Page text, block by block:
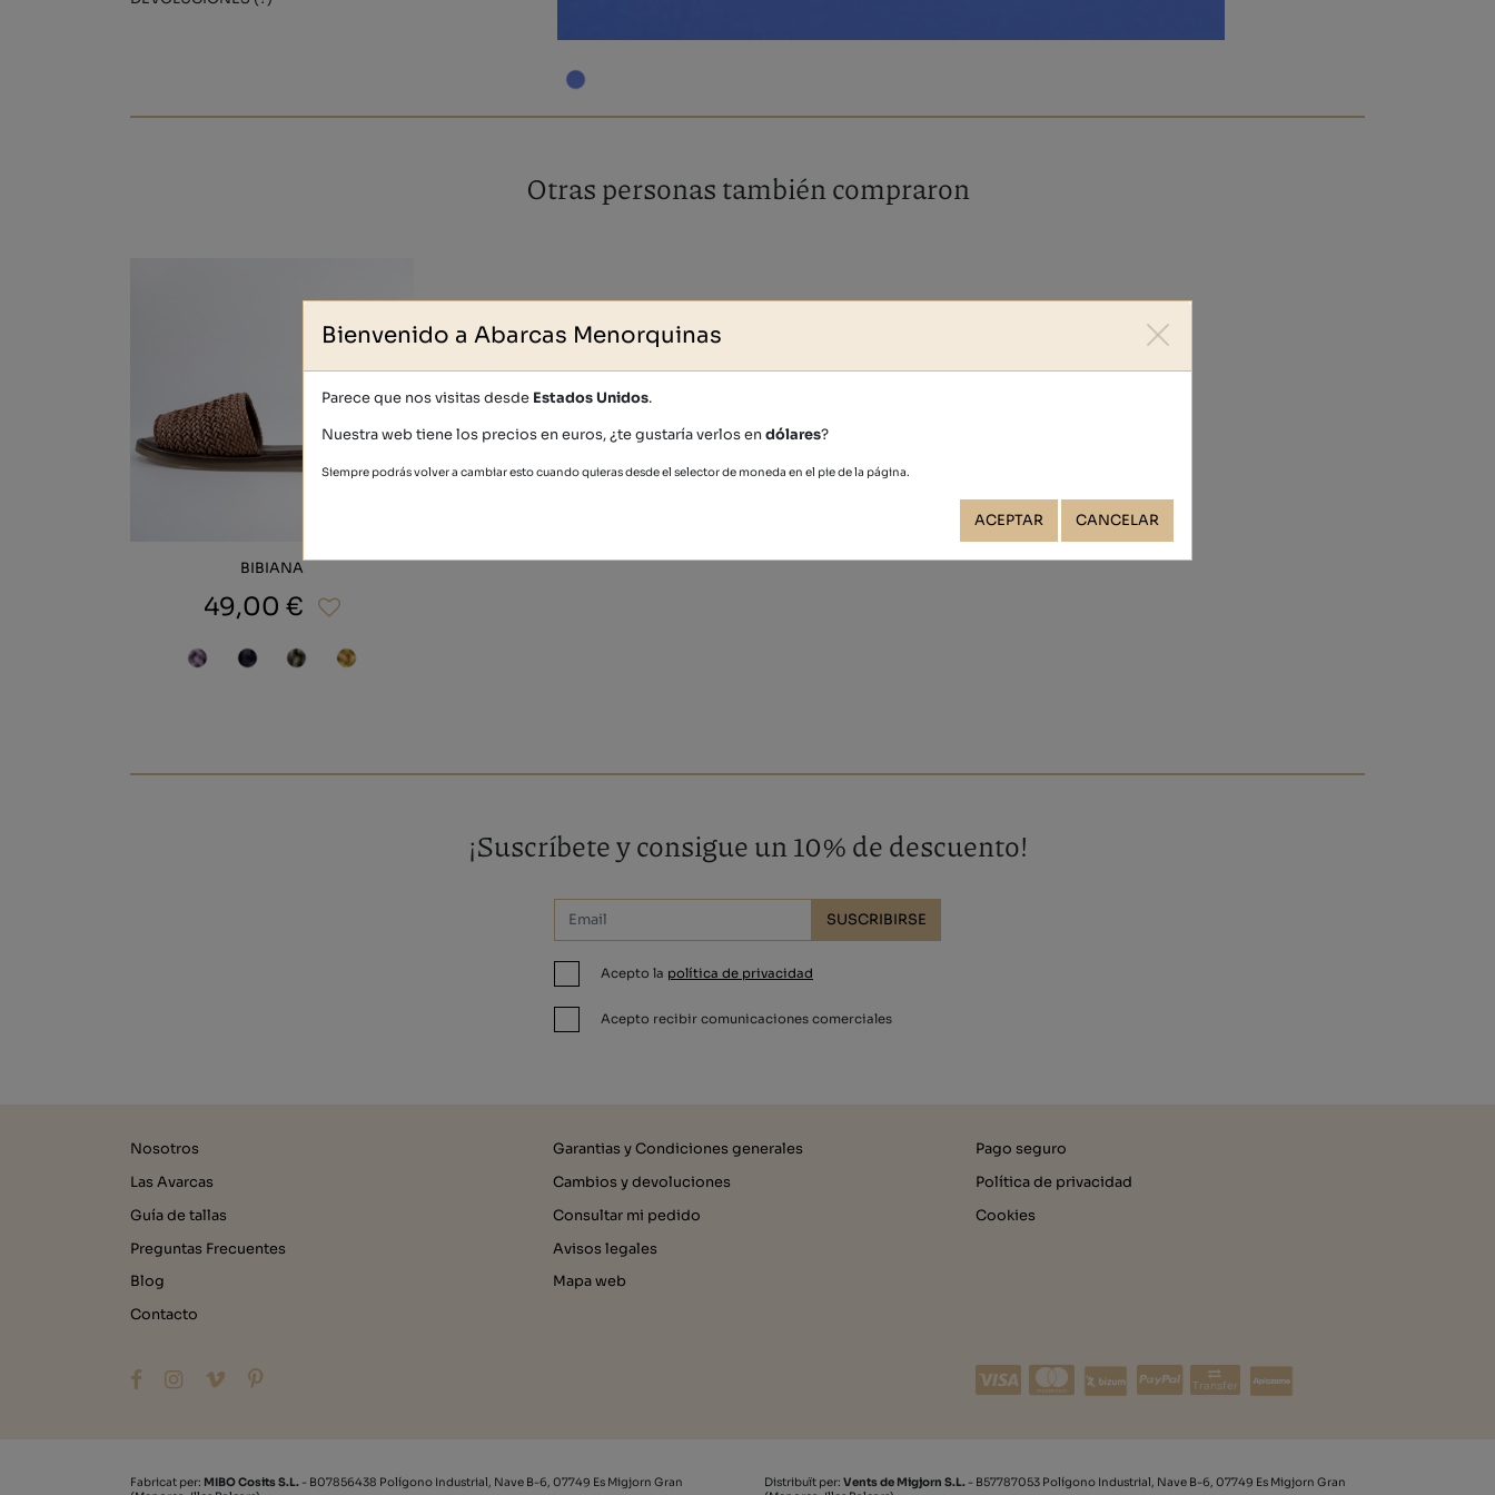
Otras personas también compraron
BIBIANA
49,00 €
¡Suscríbete y consigue un 10% de descuento!
SUSCRIBIRSE
Acepto la política de privacidad
Acepto recibir comunicaciones comerciales
Nosotros
Las Avarcas
Guía de tallas
Preguntas Frecuentes
Blog
Contacto
Garantias y Condiciones generales
Cambios y devoluciones
Consultar mi pedido
Avisos legales
Mapa web
Pago seguro
Política de privacidad
Cookies
Transfer
Fabricat per: MIBO Cosits S.L. - B07856438 Polígono Industrial, Nave B-6, 07749 Es Migjorn Gran
Distribuït per: Vents de Migjorn S.L. - B57787053 Polígono Industrial, Nave B-6, 07749 Es Migjorn Gran
Bienvenido a Abarcas Menorquinas
Parece que nos visitas desde Estados Unidos.
Nuestra web tiene los precios en euros, ¿te gustaría verlos endólares?
Siempre podrás volver a cambiar esto cuando quieras desde el selector de moneda en el pie de la página.
ACEPTAR CANCELAR